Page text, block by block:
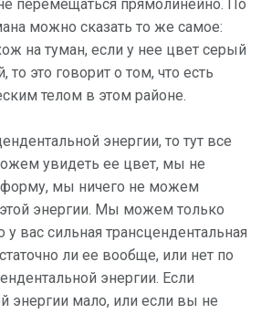
перемещаться прямолинейно. По
можно сказать то же самое:
на туман, если у нее цвет серый
то это говорит о том, что есть
телом в этом районе.
энергии, то тут все
увидеть ее цвет, мы не
мы ничего не можем
энергии. Мы можем только
у вас сильная трансцендентальная
ли ее вообще, или нет по
энергии. Если
энергии мало, или если вы не